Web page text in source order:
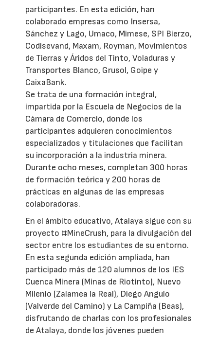
participantes. En esta edición, han
colaborado empresas como Insersa,
Sánchez y Lago, Umaco, Mimese, SPI Bierzo,
Codisevand, Maxam, Royman, Movimientos
de Tierras y Áridos del Tinto, Voladuras y
Transportes Blanco, Grusol, Goipe y
CaixaBank.
Se trata de una formación integral,
impartida por la Escuela de Negocios de la
Cámara de Comercio, donde los
participantes adquieren conocimientos
especializados y titulaciones que facilitan
su incorporación a la industria minera.
Durante ocho meses, completan 300 horas
de formación teórica y 200 horas de
prácticas en algunas de las empresas
colaboradoras.
En el ámbito educativo, Atalaya sigue con su
proyecto #MineCrush, para la divulgación del
sector entre los estudiantes de su entorno.
En esta segunda edición ampliada, han
participado más de 120 alumnos de los IES
Cuenca Minera (Minas de Riotinto), Nuevo
Milenio (Zalamea la Real), Diego Angulo
(Valverde del Camino) y La Campiña (Beas),
disfrutando de charlas con los profesionales
de Atalaya, donde los jóvenes pueden